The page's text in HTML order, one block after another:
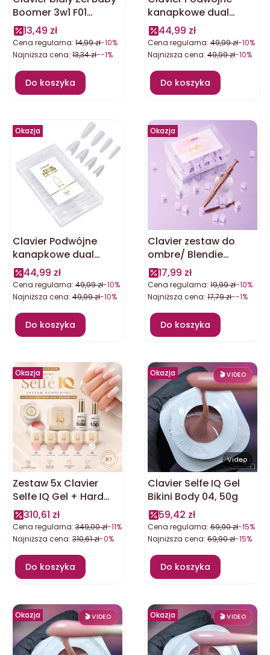
Boomer 3w1 F01
Sublime white French
13,49 zł
Cena regularna: 14,99 zł-10%
Najniższa cena: 13,34 zł--1%
Do koszyka
kanapkowe dual
formy 2w1 ballerina
44,99 zł
Cena regularna: 49,99 zł-10%
Najniższa cena: 49,99 zł-10%
Do koszyka
Okazja
Clavier Podwójne
kanapkowe dual
formy 2w1 owal
44,99 zł
Cena regularna: 49,99 zł-10%
Najniższa cena: 49,99 zł-10%
Do koszyka
Okazja
Clavier zestaw do
ombre/ Blendie
Bestie/ aplikator/
Violet-Rose + 100
gąbeczek
17,99 zł
Cena regularna: 19,99 zł-10%
Najniższa cena: 17,79 zł--1%
Do koszyka
Okazja
Zestaw 5x Clavier
Selfe IQ Gel + Hard
Base + Top Diamond
310,61 zł
Cena regularna: 349,00 zł-11%
Najniższa cena: 310,61 zł-0%
Do koszyka
Okazja
Video
Clavier Selfe IQ Gel
Bikini Body 04, 50g
59,42 zł
Cena regularna: 69,90 zł-15%
Najniższa cena: 69,90 zł-15%
Do koszyka
Okazja Okazja